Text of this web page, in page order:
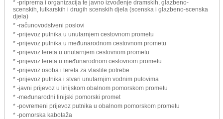
* -priprema i organizacija te javno izvođenje dramskih, glazbeno-
scenskih, lutkarskih i drugih scenskih djela (scenska i glazbeno-scenska
djela)
* -računovodstveni poslovi
* -prijevoz putnika u unutarnjem cestovnom prometu
* -prijevoz putnika u međunarodnom cestovnom prometu
* -prijevoz tereta u unutarnjem cestovnom prometu
* -prijevoz tereta u međunarodnom cestovnom prometu
* -prijevoz osoba i tereta za vlastite potrebe
* -prijevoz putnika i stvari unutarnjim vodnim putovima
* -javni prijevoz u linijskom obalnom pomorskom prometu
* -međunarodni linijski pomorski promet
* -povremeni prijevoz putnika u obalnom pomorskom prometu
* -pomorska kabotaža